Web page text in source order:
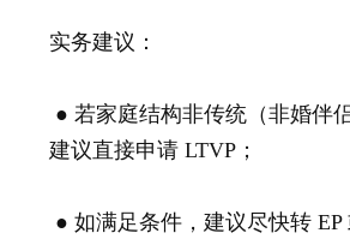
实务建议：
● 若家庭结构非传统（非婚伴
建议直接申请 LTVP；
● 如满足条件，建议尽快转 EP